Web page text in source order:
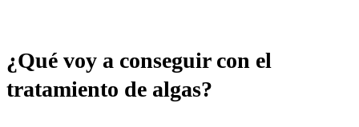
¿Qué voy a conseguir con el
tratamiento de algas?